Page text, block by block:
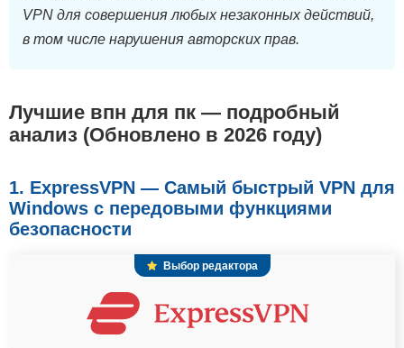
VPN для совершения любых незаконных действий,
в том числе нарушения авторских прав.
Лучшие впн для пк — подробный
анализ (Обновлено в 2026 году)
1. ExpressVPN — Самый быстрый VPN для
Windows с передовыми функциями
безопасности
Выбор редактора